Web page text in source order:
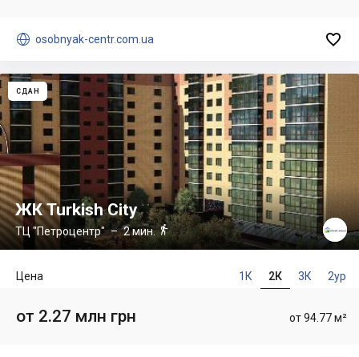
 osobnyak-centr.com.ua 
СДАН
ЖК Turkish City
ТЦ "Петроцентр"– 2 мин.
1К 2К 3К 2ур
Цена
от 94.77 м²
от 2.27 млн грн